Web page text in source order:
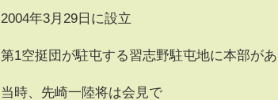
2004年3月29日に設立
第1空挺団が駐屯する習志野駐屯地に本部があ
当時、先崎一陸将は会見で